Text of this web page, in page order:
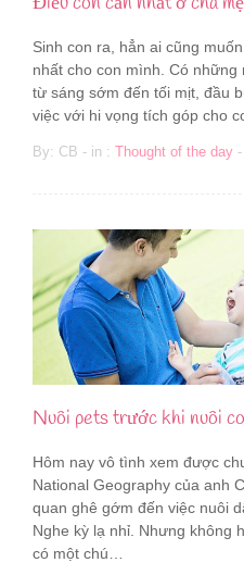
Sinh con ra, hẳn ai cũng
nhất cho con mình. Có
từ sáng sớm đến tối mịt, đầu
việc với hi vọng tích góp cho
By: CB - in : Thought of the day
Nuôi pets trước khi nuôi
Hôm nay vô tình xem được
National Geography của anh
quan ghê gớm đến việc nuôi
Nghe kỳ lạ nhỉ. Nhưng không
có một chú…